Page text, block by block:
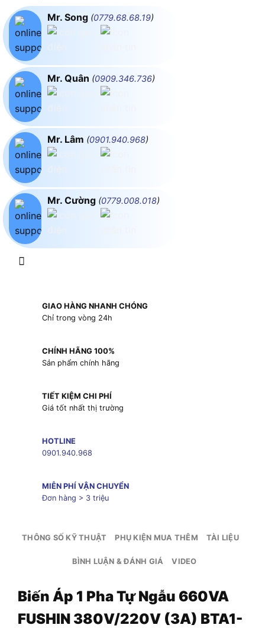
Mr. Song (0779.68.68.19)
Mr. Quân (0909.346.736)
Mr. Lâm (0901.940.968)
Mr. Cường (0779.008.018)
GIAO HÀNG NHANH CHÓNG
Chỉ trong vòng 24h
CHÍNH HÃNG 100%
Sản phẩm chính hãng
TIẾT KIỆM CHI PHÍ
Giá tốt nhất thị trường
HOTLINE
0901.940.968
MIỄN PHÍ VẬN CHUYỂN
Đơn hàng > 3 triệu
THÔNG SỐ KỸ THUẬT PHỤ KIỆN MUA THÊM TÀI LIỆU
BÌNH LUẬN & ĐÁNH GIÁ VIDEO
Biến Áp 1 Pha Tự Ngẫu 660VA
FUSHIN 380V/220V (3A) BTA1-